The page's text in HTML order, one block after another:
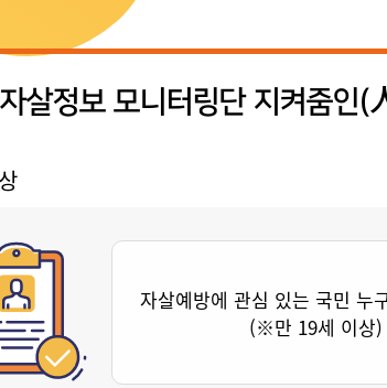
살정보 모니터링단 지켜줌인(
자살예방에 관심 있는 국민 누
(※만 19세 이상)